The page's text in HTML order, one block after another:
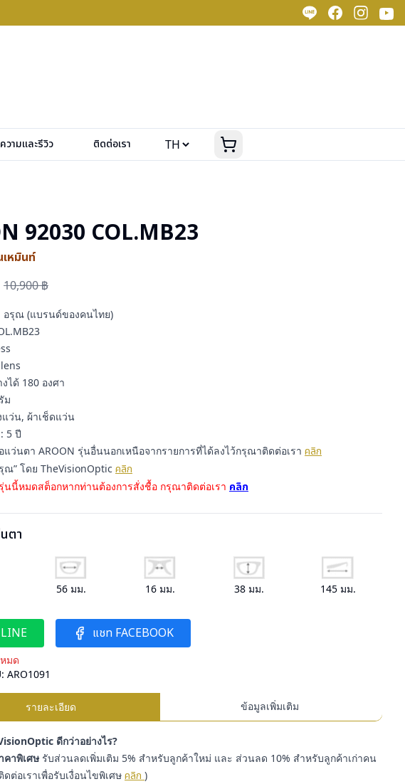
วามและรีวิว ติดต่อเรา
92030 COL.MB23
หมินท์
10,900฿
อรุณ (แบรนด์ของคนไทย)
ได้ 180 องศา
ม
ว่น, ผ้าเช็ดแว่น
5 ปี
ว่นตา AROON รุ่นอื่นนอกเหนือจากรายการที่ได้ลงไว้กรุณาติดต่อเรา คลิก
ณ” โดย TheVisionOptic คลิก
นี้หมดสต็อกหากท่านต้องการสั่งชื้อ กรุณาติดต่อเรา คลิก
ตา
56 มม. 16มม. 38มม. 145มม.
แชท FACEBOOK
มด
ARO1091
รายละเอียด ข้อมูลเพิ่มเติม
ดีกว่าอย่างไร?
คาพิเศษ รับส่วนลดเพิ่มเติม 5% สำหรับลูกค้าใหม่ และ ส่วนลด 10% สำหรับลูกค้าเก่าคน
ต่อเราเพื่อรับเงื่อนไขพิเศษ คลิก )